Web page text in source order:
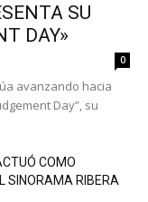
SU
DAY»
0
avanzando hacia
Day”, su
COMO
SINORAMA RIBERA